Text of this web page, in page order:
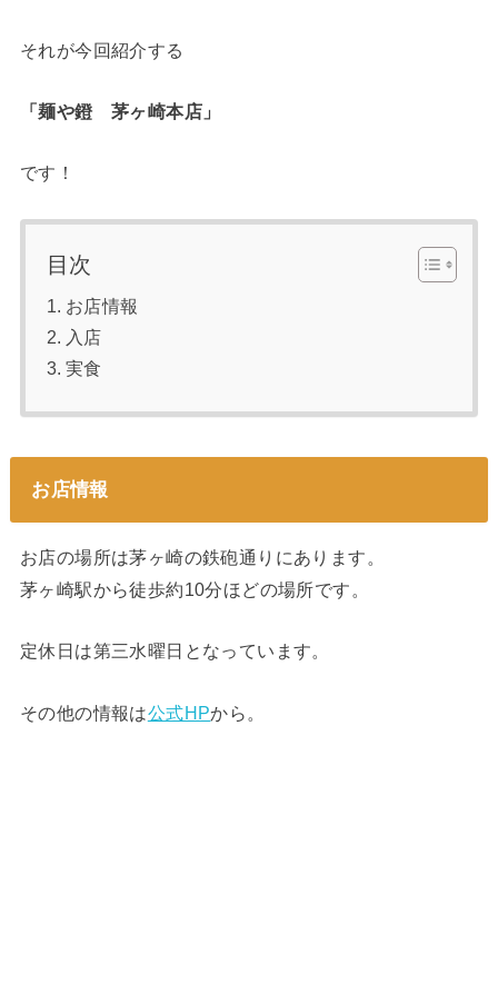
それが今回紹介する
「麺や鐙 茅ヶ崎本店」
です！
目次
お店情報
入店
実食
お店情報
お店の場所は茅ヶ崎の鉄砲通りにあります。
茅ヶ崎駅から徒歩約10分ほどの場所です。
定休日は第三水曜日となっています。
その他の情報は公式HPから。